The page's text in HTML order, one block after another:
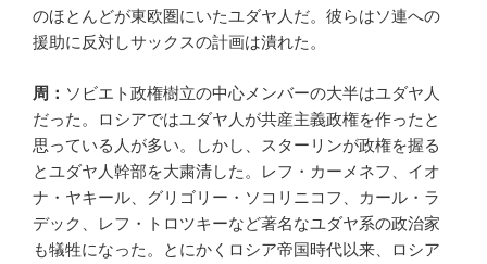
のほとんどが東欧圏にいたユダヤ人だ。彼らはソ連への
援助に反対しサックスの計画は潰れた。
周： ソビエト政権樹立の中心メンバーの大半はユダヤ人
だった。ロシアではユダヤ人が共産主義政権を作ったと
思っている人が多い。しかし、スターリンが政権を握る
とユダヤ人幹部を大粛清した。レフ・カーメネフ、イオ
ナ・ヤキール、グリゴリー・ソコリニコフ、カール・ラ
デック、レフ・トロツキーなど著名なユダヤ系の政治家
も犠牲になった。とにかくロシア帝国時代以来、ロシア